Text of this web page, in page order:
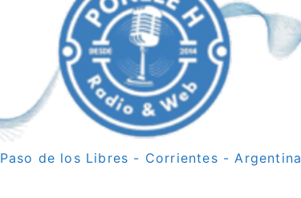
Paso de los Libres - Corrientes - Argentina